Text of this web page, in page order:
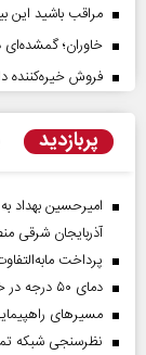
مراقب باشید این
خاوران؛ گمشده‌ای
فروش خیره‌کننده داستان اسباب‌بازی ۵؛
پربازدید
امیرحسین
آذربایجان شرقی
پرداخت
دمای ۵۰ درجه در خوزستان | احتمال بارش‌های سیل‌آسا در ۳ استان
مسیر‌های
نظرسنجی شبکه